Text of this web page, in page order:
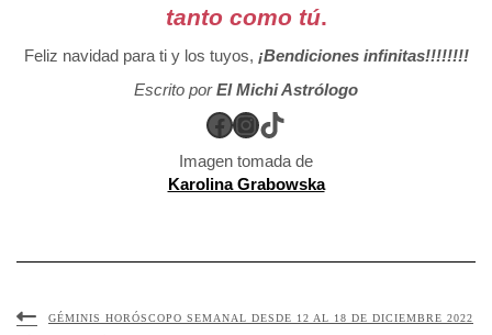
tanto como tú.
Feliz navidad para ti y los tuyos, ¡Bendiciones infinitas!!!!!!!!
Escrito porEl Michi Astrólogo
Facebook
Instagram
TikTok
Imagen tomada de
Karolina Grabowska
GÉMINIS HORÓSCOPO SEMANAL DESDE 12 AL 18 DE DICIEMBRE 2022